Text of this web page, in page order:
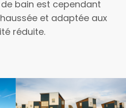
bain est cependant
et adaptée aux
réduite.